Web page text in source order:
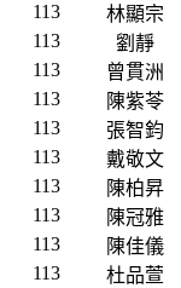
113
林顯宗
113
劉靜
113
曾貫洲
113
陳紫苓
113
張智鈞
113
戴敬文
113
陳柏昇
113
陳冠雅
113
陳佳儀
113
杜品萱